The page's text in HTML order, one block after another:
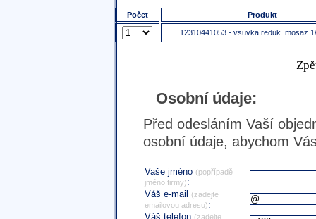
Počet Produkt
12310441053 - vsuvka reduk. mosaz
Osobní údaje:
Před odesláním Vaší
osobní údaje, abychom
Vaše jméno (popřípadě
jméno firmy):
Váš e-mail
(zadejte
emailovou adresu):
Váš telefon (zadejte